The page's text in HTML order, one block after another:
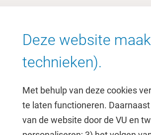
Meer weten over dit project?
Deze website
technieken).
Met behulp van deze cookies
te laten functioneren.
van de website door de VU en